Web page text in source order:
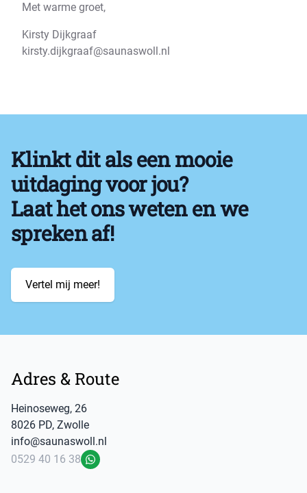
Met warme groet,
Kirsty Dijkgraaf
kirsty.dijkgraaf@saunaswoll.nl
Klinkt dit als een mooie
uitdaging voor jou?
Laat het ons weten en we
spreken af!
Vertel mij meer!
Adres & Route
Heinoseweg, 26
8026 PD, Zwolle
info@saunaswoll.nl
0529 40 16 38
WhatsApp